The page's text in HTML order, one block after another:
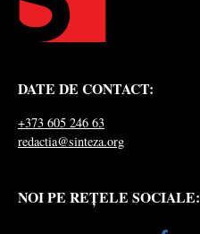
DATE DE CONTACT:
+373 605 246 63
redactia@sinteza.org
NOI PE REȚELE SOCIALE: